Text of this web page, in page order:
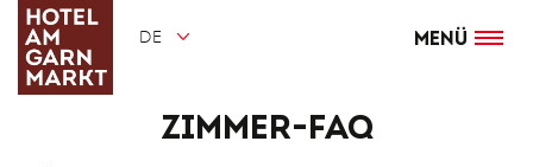
Direkt
Inhalt
Menü
DE
Zimmer-FAQ